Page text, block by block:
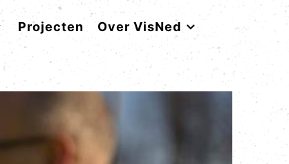
Projecten Over VisNed